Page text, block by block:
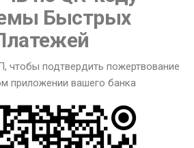
Быстрых
чтобы подтвердить пожертвование
приложении вашего банка